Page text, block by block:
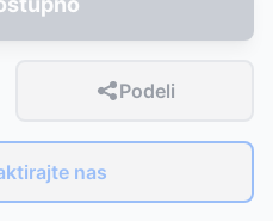
Podeli
nas